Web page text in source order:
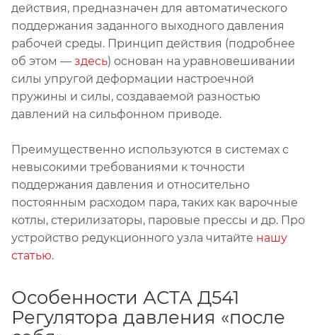
действия, предназначен для автоматического
поддержания заданного выходного давления
рабочей среды. Принцип действия (подробнее
об этом — здесь) основан на уравновешивании
силы упругой деформации настроечной
пружины и силы, создаваемой разностью
давлений на сильфонном приводе.
Преимущественно используются в системах с
невысокими требованиями к точности
поддержания давления и относительно
постоянным расходом пара, таких как варочные
котлы, стерилизаторы, паровые прессы и др. Про
устройство редукционного узла читайте нашу
статью.
Особенности АСТА Д541
Регулятора давления «после